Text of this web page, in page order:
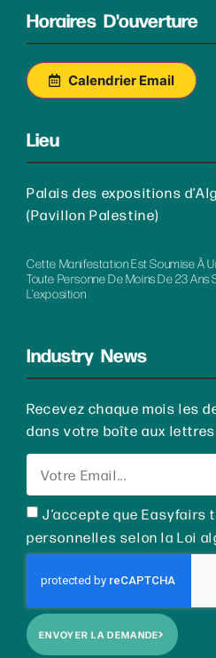
Horaires D'ouverture
Calendrier Email
Lieu
Palais des expositions
(Pavillon Palestine)
Cette Manifestation Est Soumise À
Toute Personne De Moins De 23 Ans
L’exposition
Industry News
Recevez chaque mois les
dans votre boîte aux
J’accepte que Easyfairs
personnelles selon la Loi
ENVOYER LA DEMANDE